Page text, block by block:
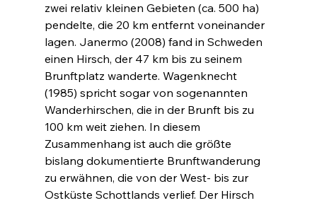
zwei relativ kleinen Gebieten (ca. 500 ha)
pendelte, die 20 km entfernt voneinander
lagen. Janermo (2008) fand in Schweden
einen Hirsch, der 47 km bis zu seinem
Brunftplatz wanderte. Wagenknecht
(1985) spricht sogar von sogenannten
Wanderhirschen, die in der Brunft bis zu
100 km weit ziehen. In diesem
Zusammenhang ist auch die größte
bislang dokumentierte Brunftwanderung
zu erwähnen, die von der West- bis zur
Ostküste Schottlands verlief. Der Hirsch